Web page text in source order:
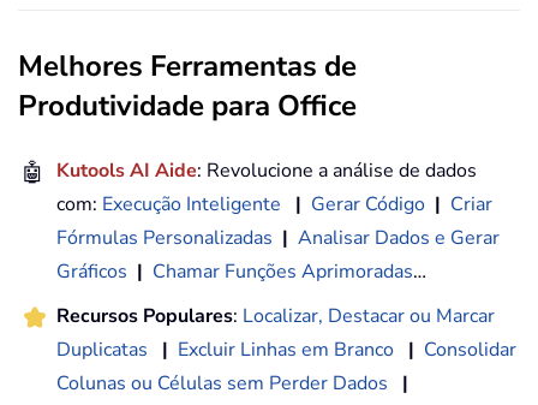
Melhores Ferramentas de
Produtividade para Office
🤖 Kutools AI Aide: Revolucione a análise de dados
com: Execução Inteligente | Gerar Código | Criar
Fórmulas Personalizadas | Analisar Dados e Gerar
Gráficos | Chamar Funções Aprimoradas…
Recursos Populares: Localizar, Destacar ou Marcar
Duplicatas
| Excluir Linhas em Branco | Consolidar
Colunas ou Células sem Perder Dados
|